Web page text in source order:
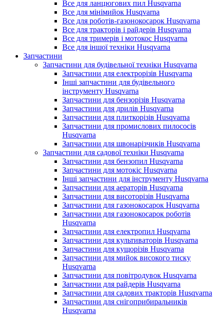
Все для ланцюгових пил Husqvarna
Все для мінімийок Husqvarna
Все для роботів-газонокосарок Husqvarna
Все для тракторів і райдерів Husqvarna
Все для тримерів і мотокос Husqvarna
Все для іншої техніки Husqvarna
Запчастини
Запчастини для будівельної техніки Husqvarna
Запчастини для електрорізів Husqvarna
Інші запчастини для будівельного
інструменту Husqvarna
Запчастини для бензорізів Husqvarna
Запчастини для дрилів Husqvarna
Запчастини для плиткорізів Husqvarna
Запчастини для промислових пилососів
Husqvarna
Запчастини для швонарізчиків Husqvarna
Запчастини для садової техніки Husqvarna
Запчастини для бензопил Husqvarna
Запчастини для мотокіс Husqvarna
Інші запчастини для інструменту Husqvarna
Запчастини для аераторів Husqvarna
Запчастини для висоторізів Husqvarna
Запчастини для газонокосарок Husqvarna
Запчастини для газонокосарок роботів
Husqvarna
Запчастини для електропил Husqvarna
Запчастини для культиваторів Husqvarna
Запчастини для кущорізів Husqvarna
Запчастини для мийок високого тиску
Husqvarna
Запчастини для повітродувок Husqvarna
Запчастини для райдерів Husqvarna
Запчастини для садових тракторів Husqvarna
Запчастини для снігоприбиральників
Husqvarna